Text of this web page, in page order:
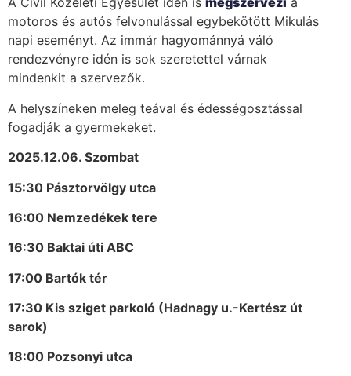
motoros és autós felvonulással egybekötött Mikulás
napi eseményt. Az immár hagyománnyá váló
rendezvényre idén is sok szeretettel várnak
mindenkit a szervezők.
A helyszíneken meleg teával és édességosztással
fogadják a gyermekeket.
2025.12.06. Szombat
15:30 Pásztorvölgy utca
16:00 Nemzedékek tere
16:30 Baktai úti ABC
17:00 Bartók tér
17:30 Kis sziget parkoló (Hadnagy u.-Kertész út
sarok)
18:00 Pozsonyi utca